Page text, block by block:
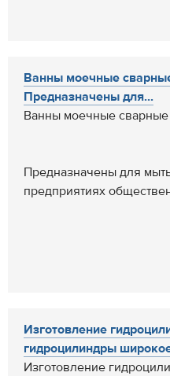
Ванны моечные
Предназначены для...
Ванны моечные
Предназначены для
предприятиях
Изготовление
гидроцилиндры
Изготовление